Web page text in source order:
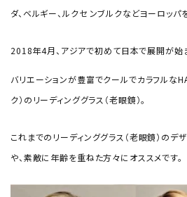
ダ、ベルギー、ルクセ ンブルクなどヨーロッパ
2018年4月、アジアで初めて日本で展開が始
バリエーションが豊富でクールでカラフルな
ク）のリーディンググラス（老眼鏡）。
これまでのリーディンググラス（老眼鏡）の
や、素敵に年齢を重ねた方々にオススメです。